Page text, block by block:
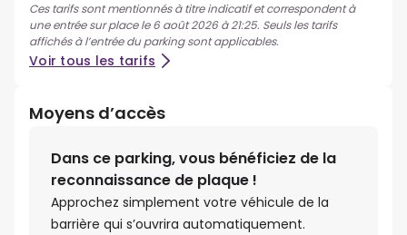
Ces tarifs sont mentionnés à titre indicatif et correspondent à
une entrée sur place le 6 août 2026 à 21:25. Seuls les tarifs
affichés à l’entrée du parking sont applicables.
Voir tous les tarifs
Moyens d’accès
Dans ce parking, vous bénéficiez de la
reconnaissance de plaque !
Approchez simplement votre véhicule de la
barrière qui s’ouvrira automatiquement.